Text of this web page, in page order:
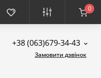
0
+38 (063)679-34-43
Замовити дзвінок